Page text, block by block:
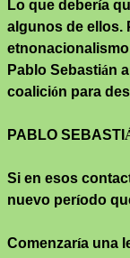
Lo que debería
algunos de ellos.
Pablo Sebastián
coalición para
PABLO SEBASTI
Si en esos
nuevo período
Comenzaría una